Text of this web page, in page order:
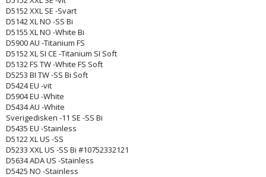
D5152 XXL SE -Svart
D5142 XL NO -SS Bi
D5155 XL NO -White Bi
D5900 AU -Titanium FS
D5152 XL SI CE -Titanium SI Soft
D5132 FS TW -White FS Soft
D5253 BI TW -SS Bi Soft
D5424 EU -vit
D5904 EU -White
D5434 AU -White
Sverigedisken -11 SE -SS Bi
D5435 EU -Stainless
D5122 XL US -SS
D5233 XXL US -SS Bi #10752332121
D5634 ADA US -Stainless
D5425 NO -Stainless